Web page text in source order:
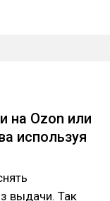
на Ozon или
используя
выдачи. Так